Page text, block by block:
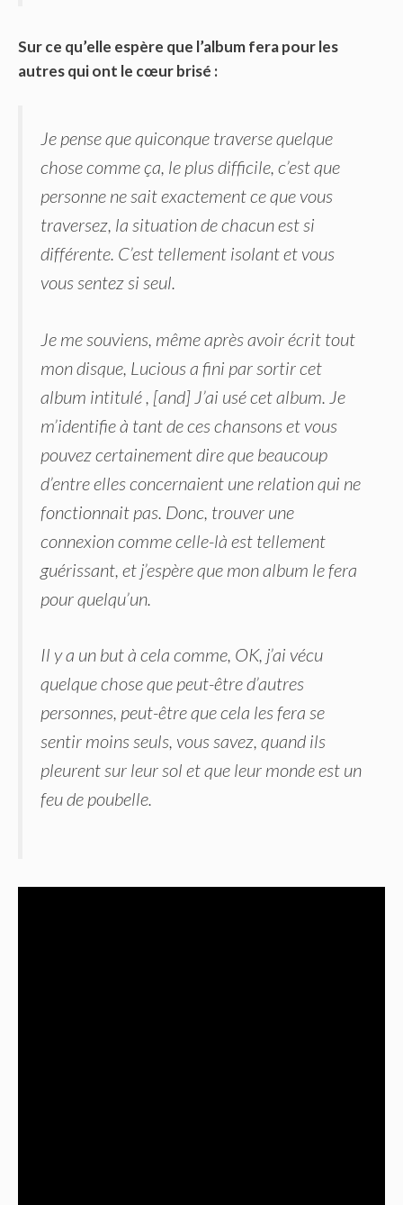
Sur ce qu’elle espère que l’album fera pour les
autres qui ont le cœur brisé :
Je pense que quiconque traverse quelque
chose comme ça, le plus difficile, c’est que
personne ne sait exactement ce que vous
traversez, la situation de chacun est si
différente. C’est tellement isolant et vous
vous sentez si seul.
Je me souviens, même après avoir écrit tout
mon disque, Lucious a fini par sortir cet
album intitulé , [and] J’ai usé cet album. Je
m’identifie à tant de ces chansons et vous
pouvez certainement dire que beaucoup
d’entre elles concernaient une relation qui ne
fonctionnait pas. Donc, trouver une
connexion comme celle-là est tellement
guérissant, et j’espère que mon album le fera
pour quelqu’un.
Il y a un but à cela comme, OK, j’ai vécu
quelque chose que peut-être d’autres
personnes, peut-être que cela les fera se
sentir moins seuls, vous savez, quand ils
pleurent sur leur sol et que leur monde est un
feu de poubelle.